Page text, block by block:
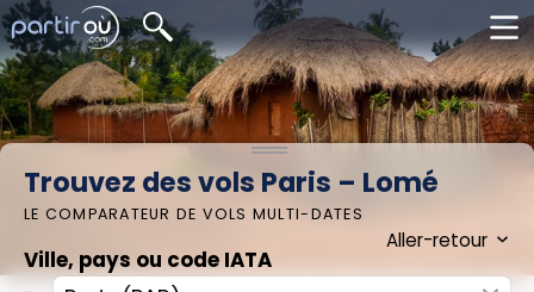
Trouvez des vols Paris – Lomé
LE COMPARATEUR DE VOLS MULTI-DATES
Ville, pays ou code IATA